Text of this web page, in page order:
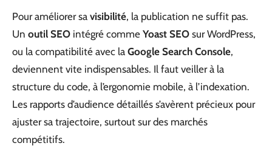
Pour améliorer sa visibilité, la publication ne suffit pas.
Un outil SEO intégré comme Yoast SEO sur WordPress,
ou la compatibilité avec la Google Search Console,
deviennent vite indispensables. Il faut veiller à la
structure du code, à l’ergonomie mobile, à l’indexation.
Les rapports d’audience détaillés s’avèrent précieux pour
ajuster sa trajectoire, surtout sur des marchés
compétitifs.